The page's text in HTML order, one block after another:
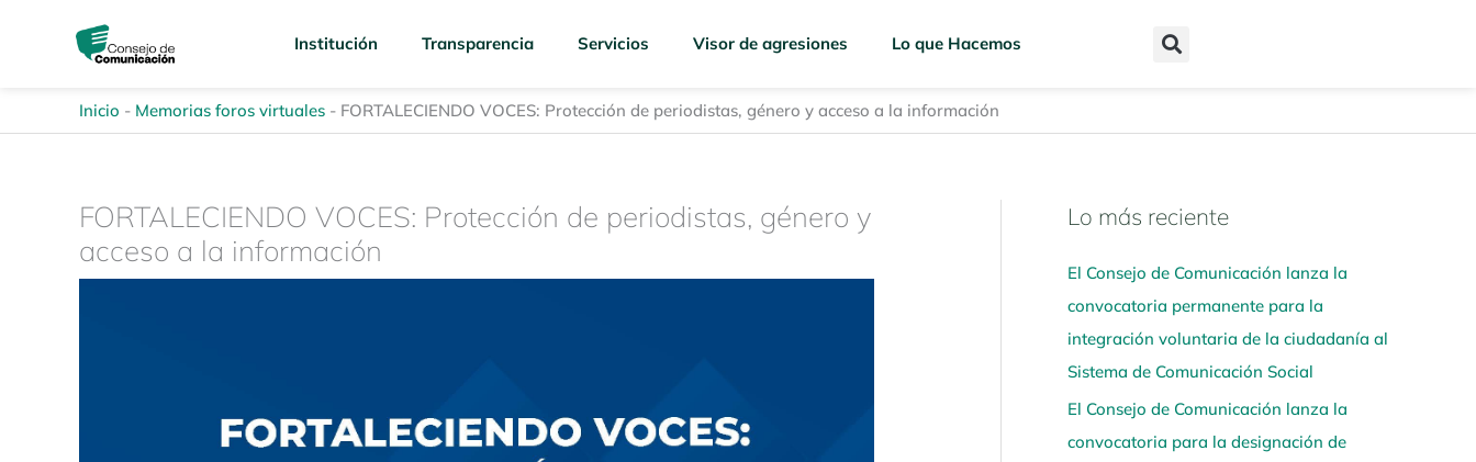
Institución Transparencia Servicios Visor de agresiones Lo que Hacemos
Inicio - Memorias foros virtuales - FORTALECIENDO VOCES: Protección de periodistas, género y acceso a la información
FORTALECIENDO VOCES: Protección de periodistas, género y
acceso a la información
Lo más reciente
El Consejo de Comunicación lanza la
convocatoria permanente para la
integración voluntaria de la ciudadanía al
Sistema de Comunicación Social
El Consejo de Comunicación lanza la
convocatoria para la designación de
N
v
e
g
a
a
q